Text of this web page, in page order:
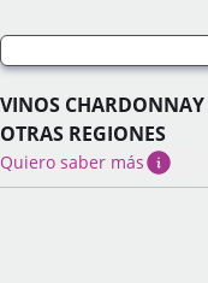
VINOS
OTRAS REGIONES
Quiero saber más